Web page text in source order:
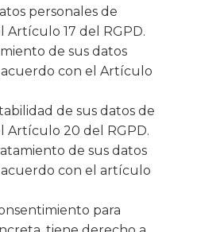
personales de
Artículo 17 del RGPD.
de sus datos
con el Artículo
de sus datos de
Artículo 20 del RGPD.
de sus datos
con el artículo
para